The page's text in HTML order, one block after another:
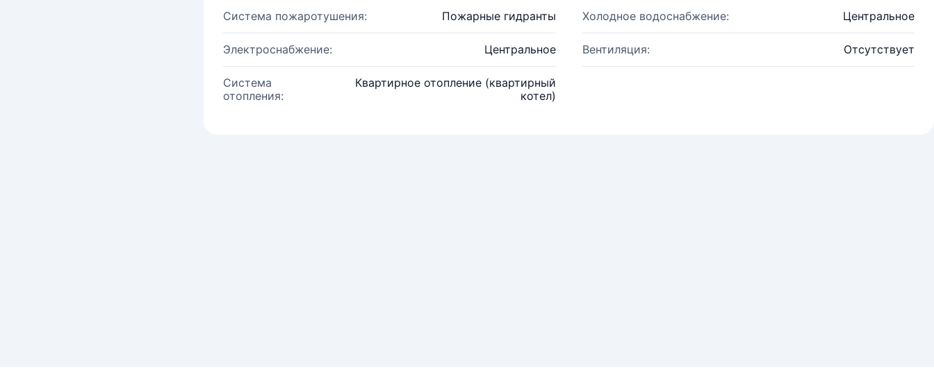
Система пожаротушения: Пожарные гидранты Холодное водоснабжение: Центральное
Электроснабжение: Центральное Вентиляция: Отсутствует
Система
отопления:
Квартирное отопление (квартирный
котел)